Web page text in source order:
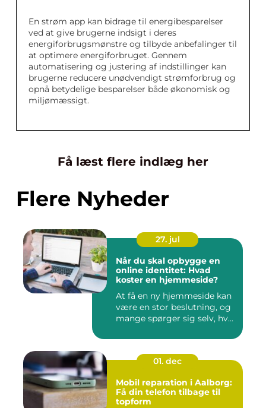
En strøm app kan bidrage til energibesparelser
ved at give brugerne indsigt i deres
energiforbrugsmønstre og tilbyde anbefalinger til
at optimere energiforbruget. Gennem
automatisering og justering af indstillinger kan
brugerne reducere unødvendigt strømforbrug og
opnå betydelige besparelser både økonomisk og
miljømæssigt.
Få læst flere indlæg her
Flere Nyheder
27. jul
Når du skal opbygge en
online identitet: Hvad
koster en hjemmeside?
At få en ny hjemmeside kan
være en stor beslutning, og
mange spørger sig selv, hv...
01. dec
Mobil reparation i Aalborg:
Få din telefon tilbage til
topform